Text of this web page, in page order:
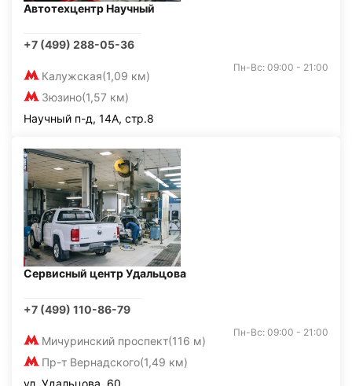
Автотехцентр Научный
+7 (499) 288-05-36
Калужская(1,09 км)
Зюзино(1,57 км)
Пн-Вс: 09:00 - 21:00
Научный п-д, 14А, стр.8
Сервисный центр Удальцова
+7 (499) 110-86-79
Мичуринский проспект(116 м)
Пр-т Вернадского(1,49 км)
Пн-Вс: 09:00 - 21:00
ул. Удальцова, 60